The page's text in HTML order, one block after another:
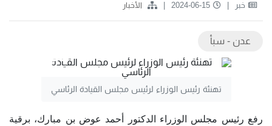
خبر 2024-06-15 الأخبار
عدن - سبأ
تهنئة رئيس الوزراء لرئيس مجلس القيادة الرئاسي
رفع رئيس مجلس الوزراء الدكتور أحمد عوض بن مبارك، برقية